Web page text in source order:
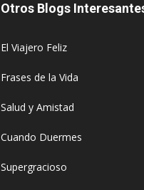
Otros Blogs
El Viajero Feliz
Frases de la Vida
Salud y Amistad
Cuando Duermes
Supergracioso